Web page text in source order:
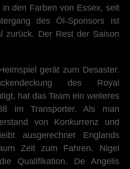
den Farben von Essex, seit
des Öl-Sponsors ist
zurück. Der Rest der Saison
gerät zum Desaster.
des Royal
hat das Team ein weiteres
im Transporter. Als man
von Konkurrenz und
ausgerechnet Englands
Zeit zum Fahren. Nigel
Qualifikation. De Angelis